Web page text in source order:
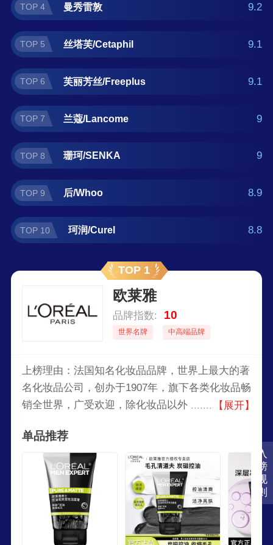
入
榜
规
则
心。(榜单每月更新一次)
TOP 4 曼秀雷敦 9.2
TOP 5 丝塔芙/Cetaphil 9.1
TOP 6 芙丽芳丝/Freeplus 9.1
TOP 7 兰蔻/Lancome 9
TOP 8 珊珂/SENKA 9
TOP 9 后/Whoo 8.9
TOP 10 珂润/Curel 8.8
TOP 1
欧莱雅
品牌指数: 10
世界名牌 中高端品牌
上榜理由：法国知名化妆品品牌，世界上最大的著
名化妆品公司，创办于1907年，旗下各类化妆品畅
销全世界，广受欢迎，除化妆品以外，该集团还经
【展开】
单品推荐